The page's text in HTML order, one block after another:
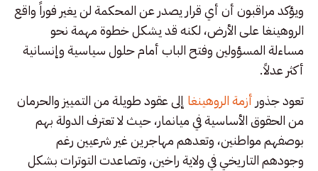
ويؤكد مراقبون أن أي قرار يصدر عن المحكمة لن يغير فوراً واقع
الروهينغا على الأرض، لكنه قد يشكل خطوة مهمة نحو
مساءلة المسؤولين وفتح الباب أمام حلول سياسية وإنسانية
أكثر عدلاً.
تعود جذور أزمة الروهينغا إلى عقود طويلة من التمييز والحرمان
من الحقوق الأساسية في ميانمار، حيث لا تعترف الدولة بهم
بوصفهم مواطنين، وتعدهم مهاجرين غير شرعيين رغم
وجودهم التاريخي في ولاية راخين، وتصاعدت التوترات بشكل